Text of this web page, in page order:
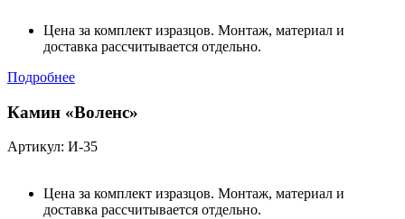
Цена за комплект изразцов. Монтаж, материал и
доставка рассчитывается отдельно.
Подробнее
Камин «Воленс»
Артикул: И-35
Цена за комплект изразцов. Монтаж, материал и
доставка рассчитывается отдельно.